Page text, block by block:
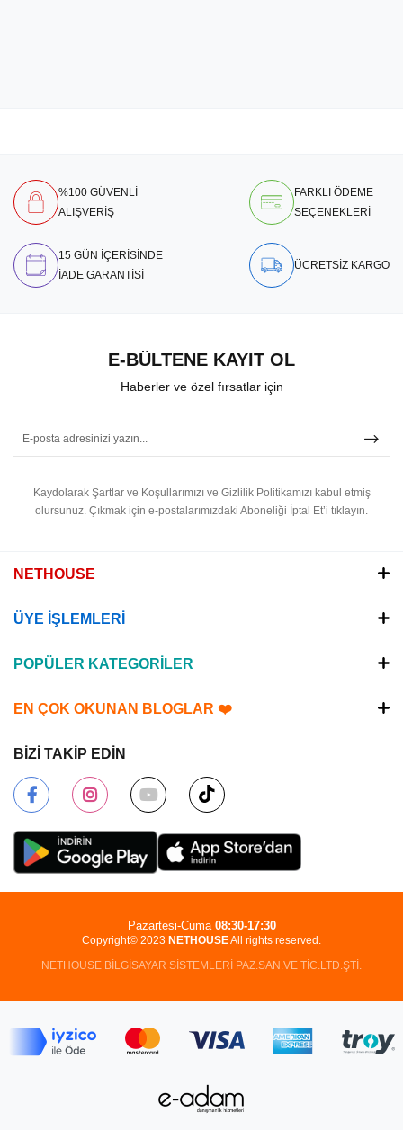
%100 GÜVENLİ
ALIŞVERİŞ
FARKLI ÖDEME
SEÇENEKLERİ
15 GÜN İÇERİSİNDE
İADE GARANTİSİ
ÜCRETSİZ KARGO
E-BÜLTENE KAYIT OL
Haberler ve özel fırsatlar için
Kaydolarak Şartlar ve Koşullarımızı ve Gizlilik Politikamızı kabul etmiş
olursunuz. Çıkmak için e-postalarımızdaki Aboneliği İptal Et’i tıklayın.
NETHOUSE
ÜYE İŞLEMLERİ
POPÜLER KATEGORİLER
EN ÇOK OKUNAN BLOGLAR ❤️
BİZİ TAKİP EDİN
Copyright© 2023 NETHOUSEAll rights reserved.
NETHOUSE BİLGİSAYAR SİSTEMLERİ PAZ.SAN.VE TİC.LTD.ŞTİ.
Pazartesi-Cuma 08:30-17:30